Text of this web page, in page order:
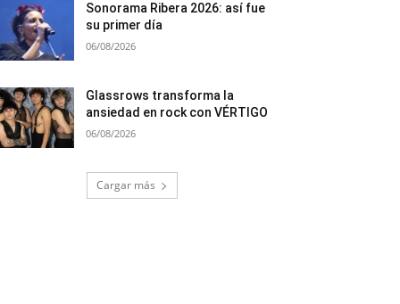
Sonorama Ribera 2026: así fue
su primer día
06/08/2026
Glassrows transforma la
ansiedad en rock con VÉRTIGO
06/08/2026
Cargar más